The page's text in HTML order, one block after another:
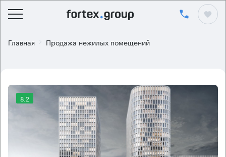
Главная Продажа нежилых помещений
8.2